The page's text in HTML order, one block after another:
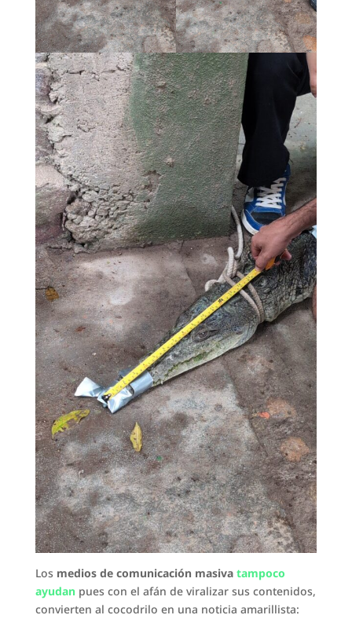
Los medios de comunicación masiva tampoco
ayudan pues con el afán de viralizar sus contenidos,
convierten al cocodrilo en una noticia amarillista: